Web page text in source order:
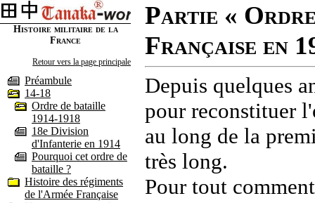
Histoire militaire de la
France
Retour vers la page principale
Préambule
14-18
Ordre de bataille
1914-1918
18e Division
d'Infanterie en 1914
Pourquoi cet ordre de
bataille ?
Histoire des régiments
de l'Armée Française
Partie «
Française en
Depuis quelques
pour reconstituer
au long de la
très long.
Pour tout